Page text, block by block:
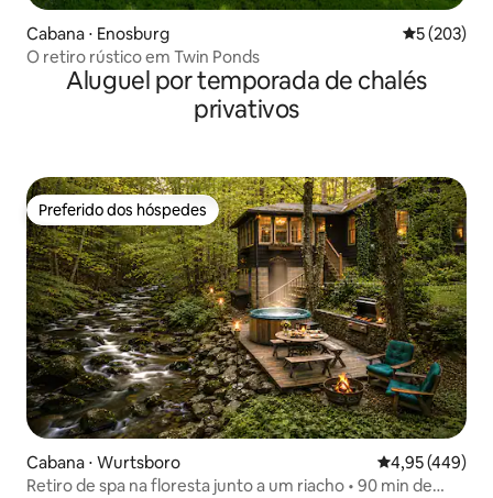
Cabana ⋅ Enosburg 5 de uma
5 (203)
O retiro rústico em Twin Ponds
Aluguel por temporada de chalés
privativos
Preferido dos hóspedes
Preferido dos hóspedes
Cabana ⋅ Wurtsboro 4,95 de uma
4,95 (449)
Retiro de spa na floresta junto a um riacho • 90 min de